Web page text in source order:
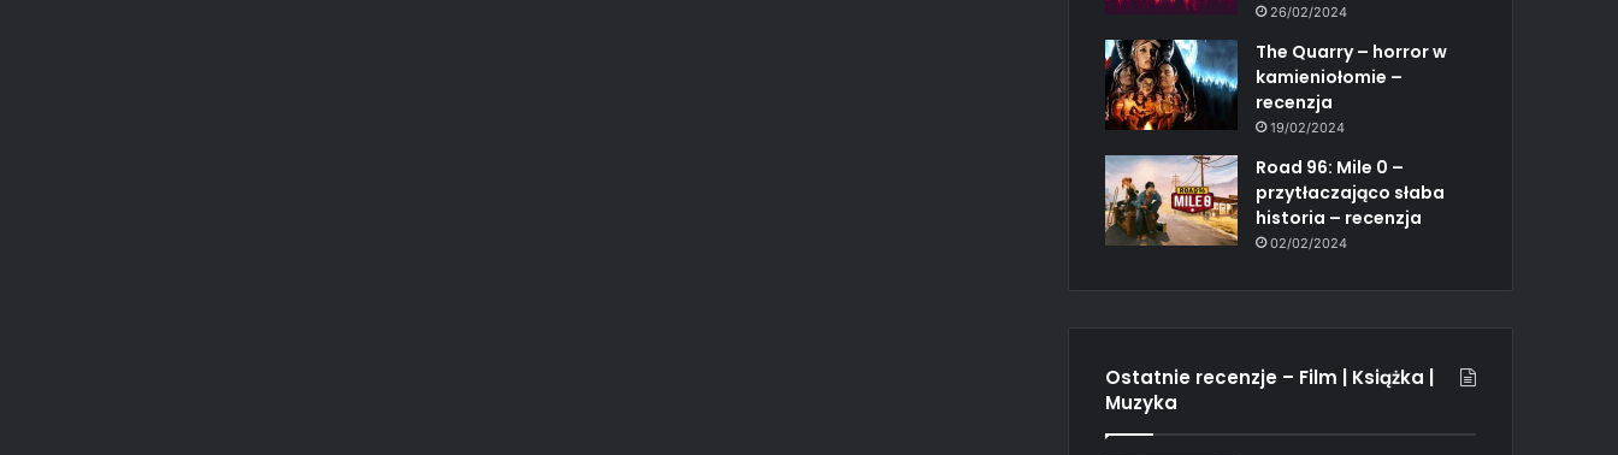
26/02/2024
The Quarry – horror w
kamieniołomie –
recenzja
19/02/2024
Road 96: Mile 0 –
przytłaczająco słaba
historia – recenzja
02/02/2024
Ostatnie recenzje – Film | Książka |
Muzyka